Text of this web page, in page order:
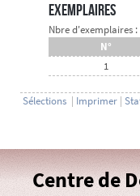
Exemplaires
Nbre d'exemplaires :
N°
1
Sélections | Imprimer |
Centre de